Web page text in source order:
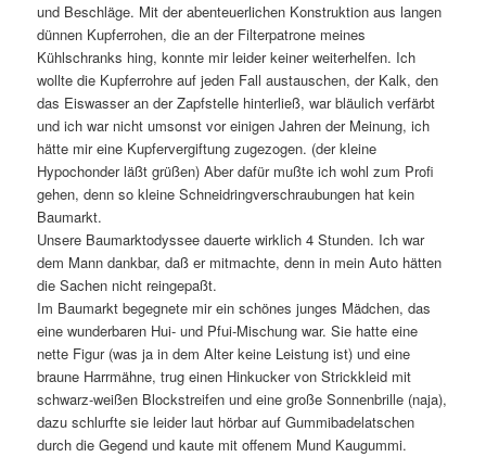
und Beschläge. Mit der abenteuerlichen Konstruktion aus langen
dünnen Kupferrohen, die an der Filterpatrone meines
Kühlschranks hing, konnte mir leider keiner weiterhelfen. Ich
wollte die Kupferrohre auf jeden Fall austauschen, der Kalk, den
das Eiswasser an der Zapfstelle hinterließ, war bläulich verfärbt
und ich war nicht umsonst vor einigen Jahren der Meinung, ich
hätte mir eine Kupfervergiftung zugezogen. (der kleine
Hypochonder läßt grüßen) Aber dafür mußte ich wohl zum Profi
gehen, denn so kleine Schneidringverschraubungen hat kein
Baumarkt.
Unsere Baumarktodyssee dauerte wirklich 4 Stunden. Ich war
dem Mann dankbar, daß er mitmachte, denn in mein Auto hätten
die Sachen nicht reingepaßt.
Im Baumarkt begegnete mir ein schönes junges Mädchen, das
eine wunderbaren Hui- und Pfui-Mischung war. Sie hatte eine
nette Figur (was ja in dem Alter keine Leistung ist) und eine
braune Harrmähne, trug einen Hinkucker von Strickkleid mit
schwarz-weißen Blockstreifen und eine große Sonnenbrille (naja),
dazu schlurfte sie leider laut hörbar auf Gummibadelatschen
durch die Gegend und kaute mit offenem Mund Kaugummi.